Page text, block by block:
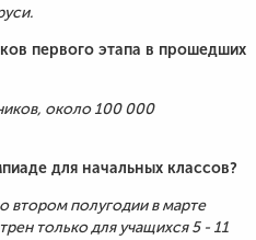
первого этапа в прошедших
около 100 000
для начальных классов?
втором полугодии в марте
только для учащихся 5 - 11